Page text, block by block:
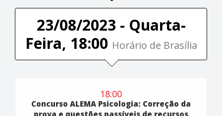
23/08/2023 - Quarta-
Feira, 18:00 Horário de Brasília
18:00
Concurso ALEMA Psicologia: Correção da
prova e questões passíveis de recursos